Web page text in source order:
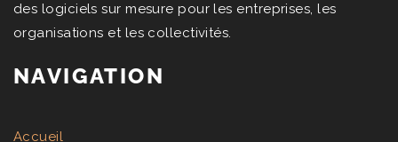
des logiciels sur mesure pour les entreprises, les
organisations et les collectivités.
NAVIGATION
Accueil